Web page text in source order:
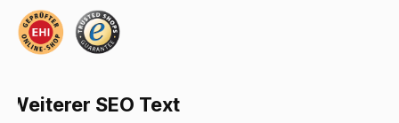
Weiterer SEO Text